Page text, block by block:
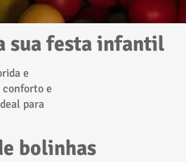
sua festa infantil
e
conforto e
para
bolinhas